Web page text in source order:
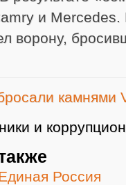
и Mercedes.
ворону,
камнями
и
Россия